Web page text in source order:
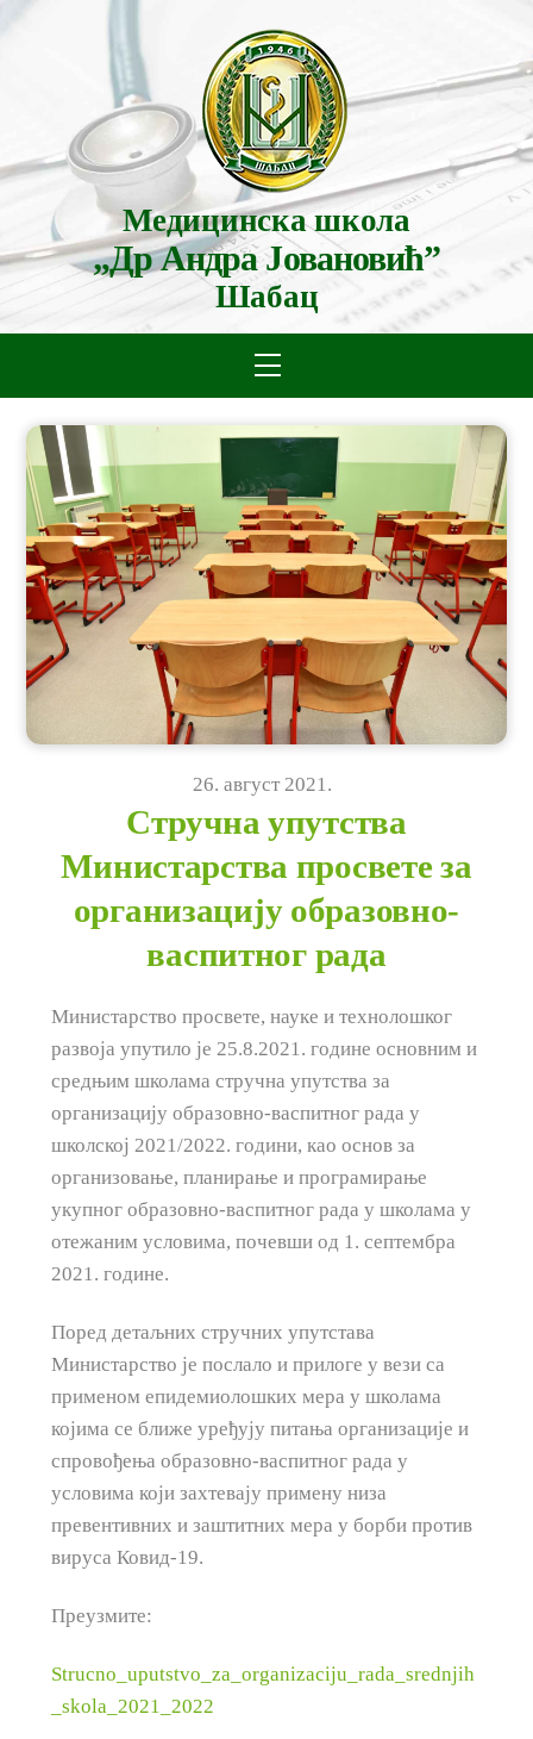
Медицинска школа
„Др Андра Јовановић”
Шабац
Menu
26.август 2021.
Стручна упутства
Министарства просвете за
организацију образовно-
васпитног рада
Министарство просвете, науке и технолошког
развоја упутило је 25.8.2021. године основним и
средњим школама стручна упутства за
организацију образовно-васпитног рада у
школској 2021/2022. години, као основ за
организовање, планирање и програмирање
укупног образовно-васпитног рада у школама у
отежаним условима, почевши од 1. септембра
2021. године.
Поред детаљних стручних упутстава
Министарство је послало и прилоге у вези са
применом епидемиолошких мера у школама
којима се ближе уређују питања организације и
спровођења образовно-васпитног рада у
условима који захтевају примену низа
превентивних и заштитних мера у борби против
вируса Ковид-19.
Преузмите:
Strucno_uputstvo_za_organizaciju_rada_srednjih
_skola_2021_2022